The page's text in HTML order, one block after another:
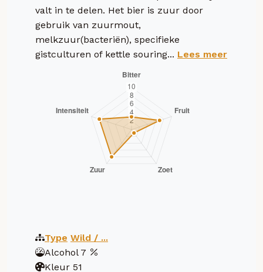
valt in te delen. Het bier is zuur door
gebruik van zuurmout,
melkzuur(bacteriën), specifieke
gistculturen of kettle souring... Lees meer
Type Wild / ...
Alcohol 7
Kleur 51